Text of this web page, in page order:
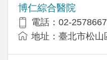
博仁綜合醫院
電話：02-
地址：臺北市松